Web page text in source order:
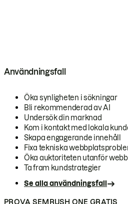
Användningsfall
Öka synligheten i sökningar
Bli rekommenderad av AI
Undersök din marknad
Kom i kontakt med lokala
Skapa engagerande innehåll
Fixa tekniska
Öka auktoriteten utanför
Ta fram kundstrategier
Se alla användningsfall
PROVA SEMRUSH ONE GRATIS